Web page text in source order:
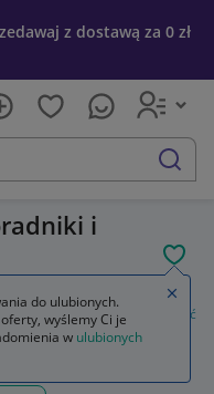
z dostawą za 0 zł
szukaj
i
i albumy Wiara, duchowość
do ulubionych.
wyślemy Ci je
w ulubionych